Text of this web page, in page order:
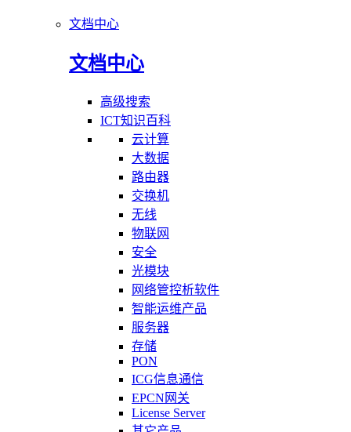
文档中心
文档中心
高级搜索
ICT知识百科
云计算
大数据
路由器
交换机
无线
物联网
安全
光模块
网络管控析软件
智能运维产品
服务器
存储
PON
ICG信息通信
EPCN网关
License Server